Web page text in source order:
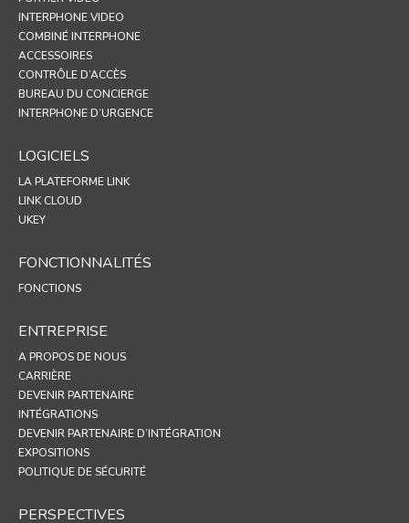
INTERPHONE VIDEO
COMBINÉ INTERPHONE
ACCESSOIRES
CONTRÔLE D’ACCÈS
BUREAU DU CONCIERGE
INTERPHONE D’URGENCE
LOGICIELS
LA PLATEFORME LINK
LINK CLOUD
UKEY
FONCTIONNALITÉS
FONCTIONS
ENTREPRISE
A PROPOS DE NOUS
CARRIÈRE
DEVENIR PARTENAIRE
INTÉGRATIONS
DEVENIR PARTENAIRE D’INTÉGRATION
EXPOSITIONS
POLITIQUE DE SÉCURITÉ
PERSPECTIVES